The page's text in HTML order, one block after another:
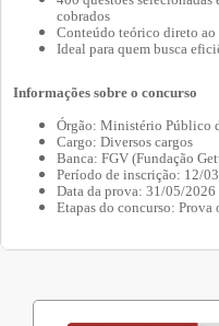
cobrados
Conteúdo teórico direto
Ideal para quem busca
Informações sobre o concurso
Órgão: Ministério Público
Cargo: Diversos cargos
Banca: FGV (Fundação
Período de inscrição: 12/
Data da prova: 31/05/2026
Etapas do concurso: